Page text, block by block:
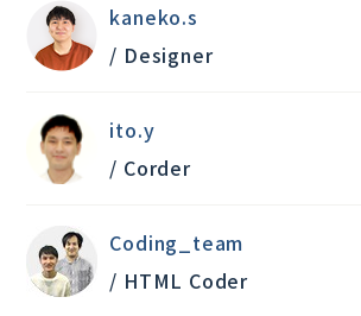
kaneko.s
/ Designer
ito.y
/ Corder
Coding_team
/ HTML Coder